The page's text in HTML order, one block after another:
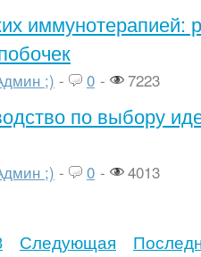
иммунотерапией:
;) - 0 - 7223
по выбору
;) - 0 - 4013
Следующая